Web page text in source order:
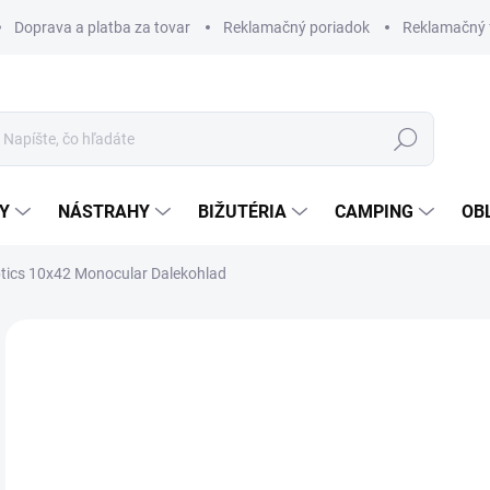
Doprava a platba za tovar Reklamačný poriadok
Hľadať
NÁSTRAHY BIŽUTÉRIA CAMPING
10x42 Monocular Dalekohlad